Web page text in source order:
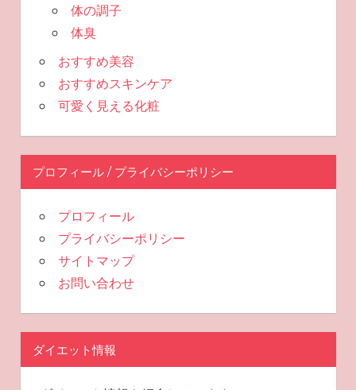
体の調子
体臭
おすすめ美容
おすすめスキンケア
可愛く見える化粧
プロフィール / プライバシーポリシー
プロフィール
プライバシーポリシー
サイトマップ
お問い合わせ
ダイエット情報